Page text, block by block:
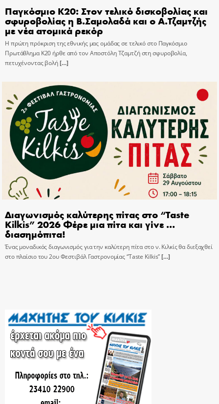
Παγκόσμιο Κ20: Στον τελικό δισκοβολίας και
σφυροβολίας η Β.Σαμολαδά και ο Α.Τζαμτζής
με νέα ατομικά ρεκόρ
Η πρώτη πρόκριση της εθνικής μας ομάδας σε τελικό στο Παγκόσμιο
Πρωτάθλημα Κ20 ήρθε από τον Αποστόλη Τζαμτζή στη σφυροβολία,
πετυχένοντας βολή[…]
Διαγωνισμός καλύτερης πίτας στο “Taste
Kilkis” 2026 Φέρε μια πίτα και γίνε …
διασημόπιτα!
Ένας μοναδικός διαγωνισμός για την καλύτερη πίτα στο ν. Κιλκίς θα διεξαχθεί
στο πλαίσιο του 2ου Φεστιβάλ Γαστρονομίας “Taste Kilkis”[…]